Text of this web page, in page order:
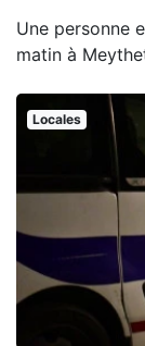
Une personne
matin à
Locales